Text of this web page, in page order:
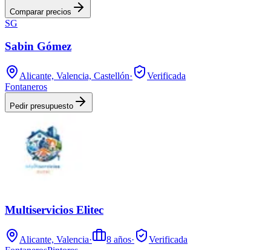
Comparar precios
SG
Sabin Gómez
Alicante, Valencia, Castellón·
Verificada
Fontaneros
Pedir presupuesto
Multiservicios Elitec
Alicante, Valencia· 8 años·
Verificada